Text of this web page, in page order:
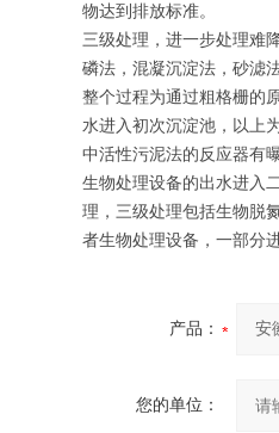
物达到排放标准。
三级处理，进一步处理难
磷法，混凝沉淀法，砂滤
整个过程为通过粗格栅的
水进入初次沉淀池，以上
中活性污泥法的反应器有
生物处理设备的出水进入
理，三级处理包括生物脱
者生物处理设备，一部分
产品：
您的单位：